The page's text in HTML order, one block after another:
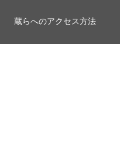
蔵らへのアクセス方法